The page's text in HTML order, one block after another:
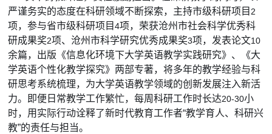
严谨务实的态度在科研领域不断探索，主持市级科研项目 2
项，参与省市级科研项目4项，荣获沧州市社会科学优秀科
研成果奖2项、沧州市科学研究优秀成果奖3项，发表论文10
余篇，出版《信息化环境下大学英语教学实践研究》、《大
学英语个性化教学探究》两部专著，将多年的教学经验与科
研思考系统梳理，为大学英语教学领域的创新发展注入新活
力。即便日常教学工作繁忙，每周科研工作时长达20-30小
时，用实际行动诠释了新时代教育工作者“教学育人、科研兴
教”的责任与担 当。